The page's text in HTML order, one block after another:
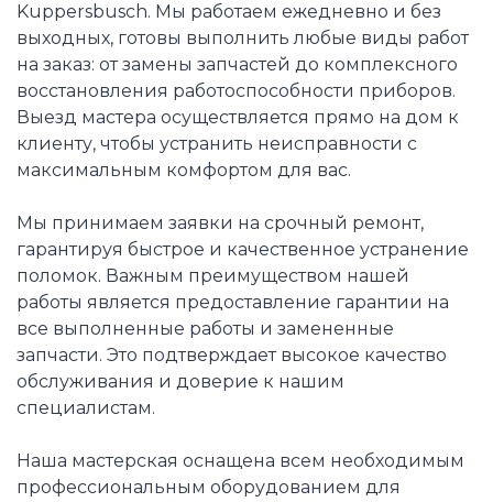
Kuppersbusch. Мы работаем ежедневно и без
выходных, готовы выполнить любые виды работ
на заказ: от замены запчастей до комплексного
восстановления работоспособности приборов.
Выезд мастера осуществляется прямо на дом к
клиенту, чтобы устранить неисправности с
максимальным комфортом для вас.
Мы принимаем заявки на срочный ремонт,
гарантируя быстрое и качественное устранение
поломок. Важным преимуществом нашей
работы является предоставление гарантии на
все выполненные работы и замененные
запчасти. Это подтверждает высокое качество
обслуживания и доверие к нашим
специалистам.
Наша мастерская оснащена всем необходимым
профессиональным оборудованием для